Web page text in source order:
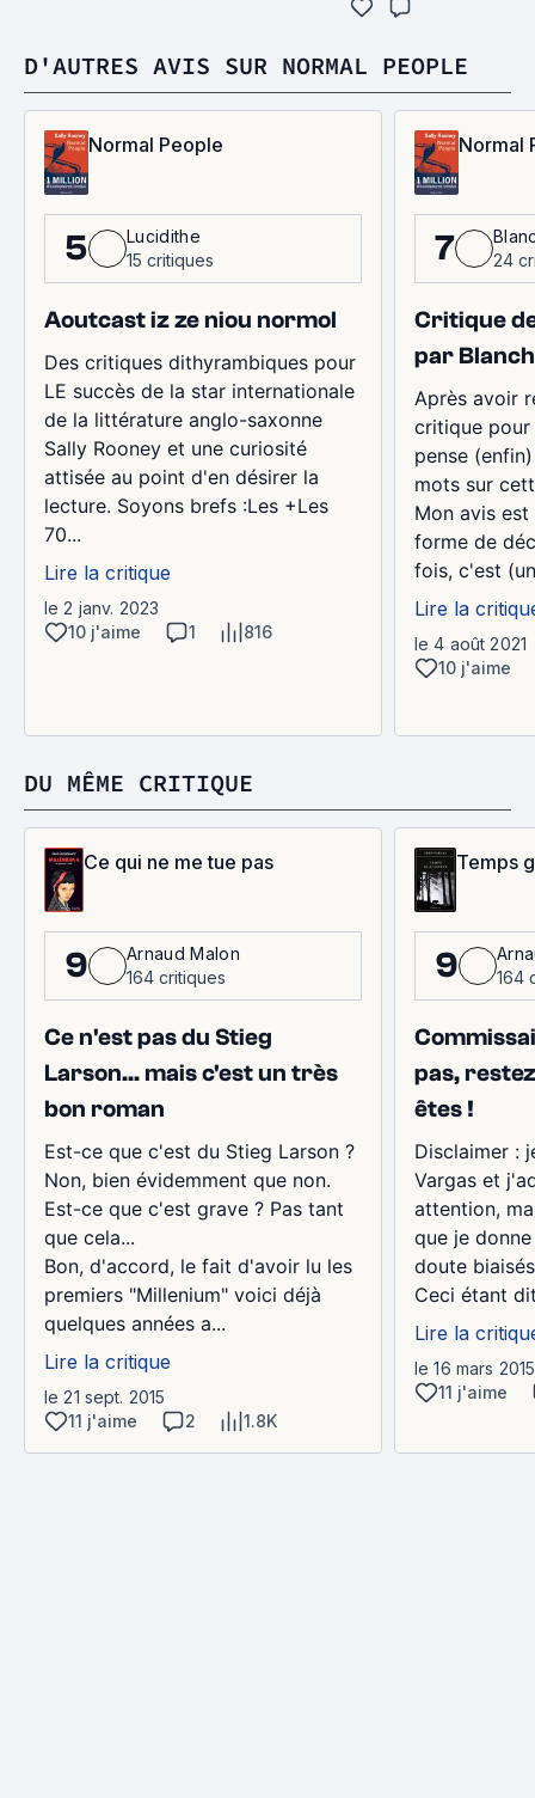
D'AUTRES AVIS SUR NORMAL PEOPLE
Normal People
5
Lucidithe
15 critiques
Aoutcast iz ze niou normol
Des critiques dithyrambiques pour
LE succès de la star internationale
de la littérature anglo-saxonne
Sally Rooney et une curiosité
attisée au point d'en désirer la
lecture. Soyons brefs :Les +Les
70...
Lire la critique
le 2 janv. 2023
10 j'aime
1 816
Normal
7
24
Critique
par
Après avoir
critique pour
pense
mots sur
Mon avis
forme de
fois, c'est
Lire la
le 4 août 2021
10 j'aime
DU MÊME CRITIQUE
Ce qui ne me tue pas
9
Arnaud Malon
164 critiques
Ce n'est pas du Stieg
Larson... mais c'est un très
bon roman
Est-ce que c'est du Stieg Larson ?
Non, bien évidemment que non.
Est-ce que c'est grave ? Pas tant
que cela...
Bon, d'accord, le fait d'avoir lu les
premiers "Millenium" voici déjà
quelques années a...
Lire la critique
le 21 sept. 2015
11 j'aime
2 1.8K
Temps
9
164
pas,
êtes !
Disclaimer :
Vargas et
attention,
que je
doute
Ceci étant
Lire la
le 16 mars 2015
11 j'aime